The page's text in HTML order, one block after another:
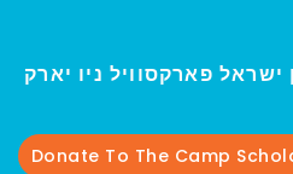
ישראל פארקסוויל ני
Donate To The Camp